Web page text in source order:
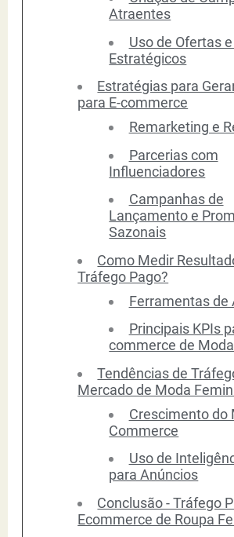
Atraentes
Uso de Ofertas
Estratégicos
Estratégias para
para E-commerce
Remarketing e
Parcerias com
Influenciadores
Campanhas de
Lançamento e
Sazonais
Como Medir
Tráfego Pago?
Ferramentas de
Principais KPIs
commerce de Moda
Tendências de
Mercado de Moda
Crescimento do
Commerce
Uso de
para Anúncios
Conclusão - Tráfego
Ecommerce de Roupa